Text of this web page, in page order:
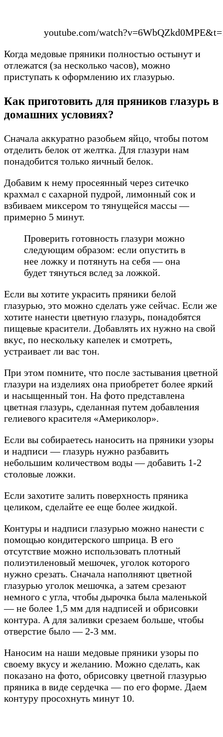
youtube.com/
Когда медовые пряники полностью остынут и
отлежатся (за несколько часов), можно
приступать к оформлению их глазурью.
Как приготовить для пряников глазурь в
домашних условиях?
Сначала аккуратно разобьем яйцо, чтобы потом
отделить белок от желтка. Для глазури нам
понадобится только яичный белок.
Добавим к нему просеянный через ситечко
крахмал с сахарной пудрой, лимонный сок и
взбиваем миксером то тянущейся массы —
примерно 5 минут.
Проверить готовность глазури можно
следующим образом: если опустить в
нее ложку и потянуть на себя — она
будет тянуться вслед за ложкой.
Если вы хотите украсить пряники белой
глазурью, это можно сделать уже сейчас. Если же
хотите нанести цветную глазурь, понадобятся
пищевые красители. Добавлять их нужно на свой
вкус, по нескольку капелек и смотреть,
устраивает ли вас тон.
При этом помните, что после застывания цветной
глазури на изделиях она приобретет более яркий
и насыщенный тон. На фото представлена
цветная глазурь, сделанная путем добавления
гелиевого красителя «Америколор».
Если вы собираетесь наносить на пряники узоры
и надписи — глазурь нужно разбавить
небольшим количеством воды — добавить 1-2
столовые ложки.
Если захотите залить поверхность пряника
целиком, сделайте ее еще более жидкой.
Контуры и надписи глазурью можно нанести с
помощью кондитерского шприца. В его
отсутствие можно использовать плотный
полиэтиленовый мешочек, уголок которого
нужно срезать. Сначала наполняют цветной
глазурью уголок мешочка, а затем срезают
немного с угла, чтобы дырочка была маленькой
— не более 1,5 мм для надписей и обрисовки
контура. А для заливки срезаем больше, чтобы
отверстие было — 2-3 мм.
Наносим на наши медовые пряники узоры по
своему вкусу и желанию. Можно сделать, как
показано на фото, обрисовку цветной глазурью
пряника в виде сердечка — по его форме. Даем
контуру просохнуть минут 10.